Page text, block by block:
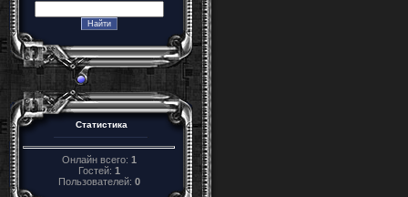
Статистика
Онлайн всего: 1
Гостей: 1
Пользователей: 0